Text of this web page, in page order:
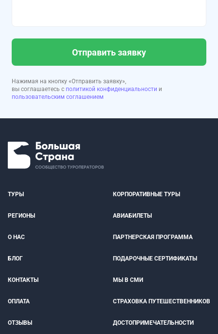
Отправить заявку
Нажимая на кнопку «Отправить заявку»,
вы соглашаетесь с политикой конфиденциальности и
пользовательским соглашением
ТУРЫ КОРПОРАТИВНЫЕ ТУРЫ
РЕГИОНЫ АВИАБИЛЕТЫ
О НАС ПАРТНЕРСКАЯ ПРОГРАММА
БЛОГ ПОДАРОЧНЫЕ СЕРТИФИКАТЫ
КОНТАКТЫ МЫ В СМИ
ОПЛАТА СТРАХОВКА ПУТЕШЕСТВЕННИКОВ
ОТЗЫВЫ ДОСТОПРИМЕЧАТЕЛЬНОСТИ